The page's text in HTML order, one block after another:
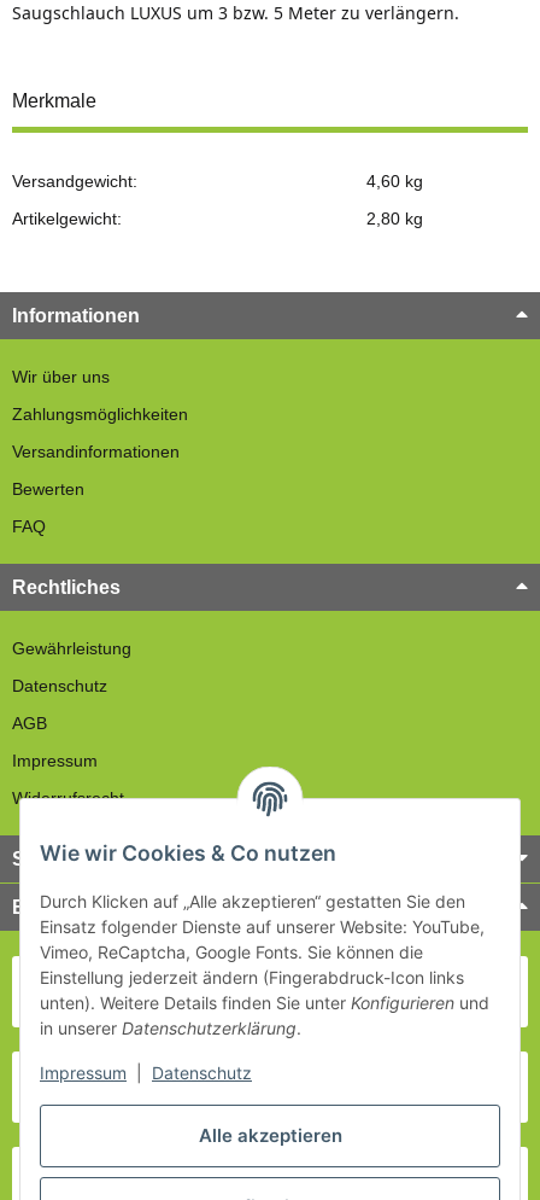
Saugschlauch LUXUS um 3 bzw. 5 Meter zu verlängern.
Merkmale
Versandgewicht:
4,60 kg
Artikelgewicht:
2,80 kg
Informationen
Wir über uns
Zahlungsmöglichkeiten
Versandinformationen
Bewerten
FAQ
Rechtliches
Gewährleistung
Datenschutz
AGB
Impressum
Widerrufsrecht
Service
Bezahlung & Versand
Alle akzeptieren
Wie wir Cookies & Co nutzen
Durch Klicken auf „Alle akzeptieren“ gestatten Sie den
Einsatz folgender Dienste auf unserer Website: YouTube,
Vimeo, ReCaptcha, Google Fonts. Sie können die
Einstellung jederzeit ändern (Fingerabdruck-Icon links
unten). Weitere Details finden Sie unter Konfigurieren und
in unserer Datenschutzerklärung.
Impressum Datenschutz